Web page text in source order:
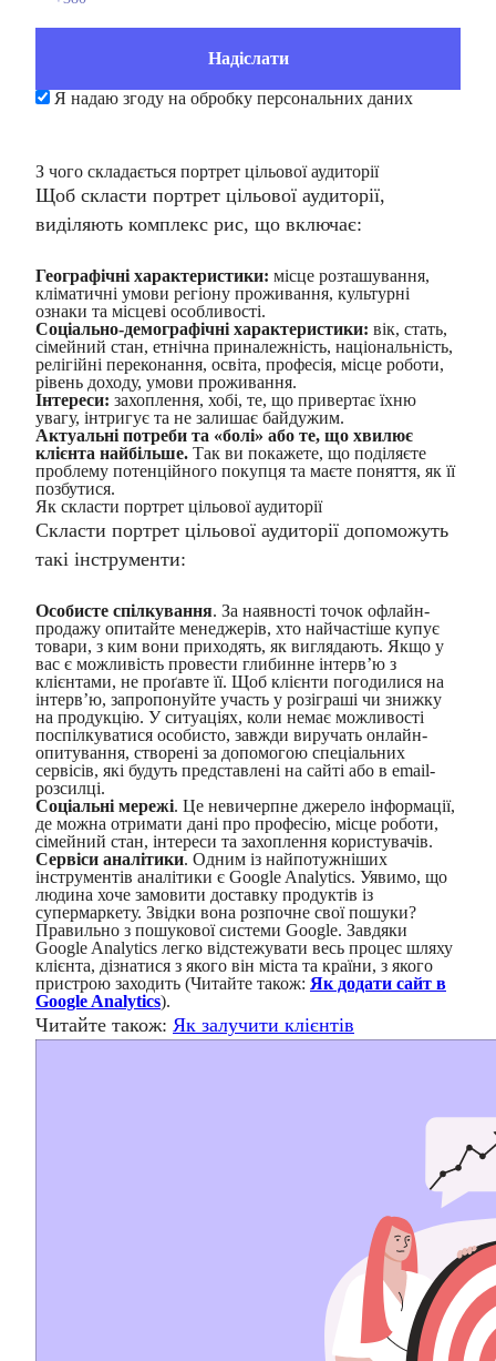
Я надаю згоду на обробку персональних даних
З чого складається портрет цільової аудиторії
Щоб скласти портрет цільової аудиторії,
виділяють комплекс рис, що включає:
Географічні характеристики: місце розташування,
кліматичні умови регіону проживання, культурні
ознаки та місцеві особливості.
Соціально-демографічні характеристики: вік, стать,
сімейний стан, етнічна приналежність, національність,
релігійні переконання, освіта, професія, місце роботи,
рівень доходу, умови проживання.
Інтереси: захоплення, хобі, те, що привертає їхню
увагу, інтригує та не залишає байдужим.
Актуальні потреби та «болі» або те, що хвилює
клієнта найбільше. Так ви покажете, що поділяєте
проблему потенційного покупця та маєте поняття, як її
позбутися.
Як скласти портрет цільової аудиторії
Скласти портрет цільової аудиторії допоможуть
такі інструменти:
Особисте спілкування. За наявності точок офлайн-
продажу опитайте менеджерів, хто найчастіше купує
товари, з ким вони приходять, як виглядають. Якщо у
вас є можливість провести глибинне інтерв’ю з
клієнтами, не проґавте її. Щоб клієнти погодилися на
інтерв’ю, запропонуйте участь у розіграші чи знижку
на продукцію. У ситуаціях, коли немає можливості
поспілкуватися особисто, завжди виручать онлайн-
опитування, створені за допомогою спеціальних
сервісів, які будуть представлені на сайті або в email-
розсилці.
Соціальні мережі. Це невичерпне джерело інформації,
де можна отримати дані про професію, місце роботи,
сімейний стан, інтереси та захоплення користувачів.
Сервіси аналітики. Одним із найпотужніших
інструментів аналітики є Google Analytics. Уявимо, що
людина хоче замовити доставку продуктів із
супермаркету. Звідки вона розпочне свої пошуки?
Правильно з пошукової системи Google. Завдяки
Google Analytics легко відстежувати весь процес шляху
клієнта, дізнатися з якого він міста та країни, з якого
пристрою заходить (Читайте також: Як додати сайт в
Google Analytics).
Читайте також: Як залучити клієнтів